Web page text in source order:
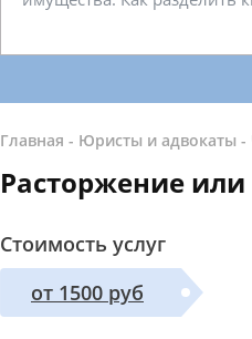
Главная - Юристы и адвокаты -
Расторжение
Стоимость услуг
от 1500 руб